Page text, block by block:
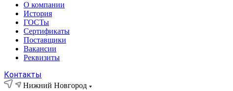
О компании
История
ГОСТы
Сертификаты
Поставщики
Вакансии
Реквизиты
Контакты
Нижний Новгород